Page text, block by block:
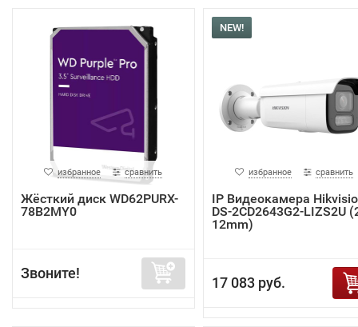
избранное сравнить
Жёсткий диск WD62PURX-
78B2MY0
Звоните!
NEW!
избранное сравнить
IP Видеокамера
DS-2CD2643G2-LIZS2U
12mm)
17 083 руб.